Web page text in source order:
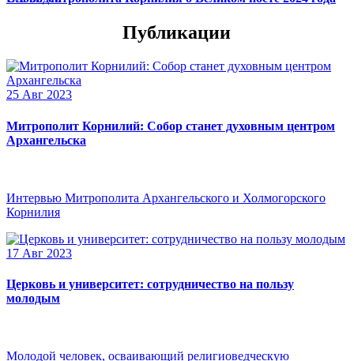
Публикации
25 Авг 2023
Митрополит Корнилий: Собор станет духовным центром
Архангельска
Интервью Митрополита Архангельского и Холмогорского
Корнилия
17 Авг 2023
Церковь и университет: сотрудничество на пользу
молодым
Молодой человек, осваивающий религиоведческую